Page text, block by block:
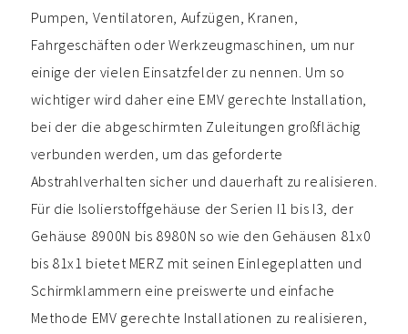
Pumpen, Ventilatoren, Aufzügen, Kranen,
Fahrgeschäften oder Werkzeugmaschinen, um nur
einige der vielen Einsatzfelder zu nennen. Um so
wichtiger wird daher eine EMV gerechte Installation,
bei der die abgeschirmten Zuleitungen großflächig
verbunden werden, um das geforderte
Abstrahlverhalten sicher und dauerhaft zu realisieren.
Für die Isolierstoffgehäuse der Serien I1 bis I3, der
Gehäuse 8900N bis 8980N so wie den Gehäusen 81x0
bis 81x1 bietet MERZ mit seinen Einlegeplatten und
Schirmklammern eine preiswerte und einfache
Methode EMV gerechte Installationen zu realisieren,